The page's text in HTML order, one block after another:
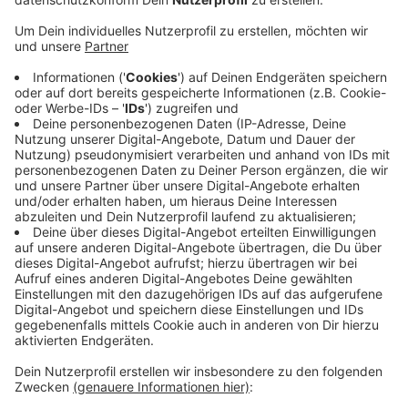
„Apollo“-Theater der26. „Siegener Herztag“statt. Er
wird gemeinsam mit der AOK NordWest und der
Deutschen Herzstiftung vom St. Marien-Krankenhaus
Siegen organisiert. Beginn ist um 10 Uhr. Die
Veranstaltung steht unter dem Motto: „Turbulenzen
im Herz“. Rund 1,8 Million Menschen in Deutschland
haben Vorhofflimmern. Es ist die häufigste
Rhythmusstörung. Für viele Patienten wird das
„Herzstolpern“ als sehr unangenehm empfunden.
Therapieoptionen werden auf dem „Siegener Herztag“
vorgestellt.
Anzeige